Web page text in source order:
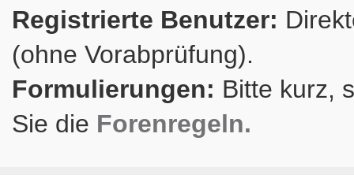
Registrierte Benutzer:
(ohne Vorabprüfung).
Formulierungen: Bitte kurz,
Sie die Forenregeln.